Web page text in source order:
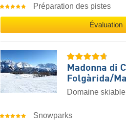
Préparation des pistes
Évaluation
Madonna di
Folgàrida/​
Domaine
Snowparks